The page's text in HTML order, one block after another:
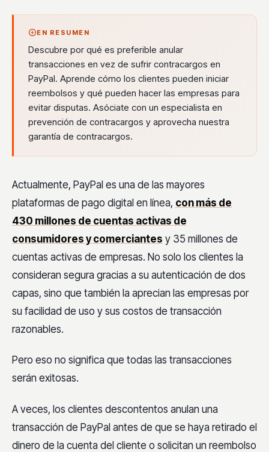
EN RESUMEN
Descubre por qué es preferible anular
transacciones en vez de sufrir contracargos en
PayPal. Aprende cómo los clientes pueden iniciar
reembolsos y qué pueden hacer las empresas para
evitar disputas. Asóciate con un especialista en
prevención de contracargos y aprovecha nuestra
garantía de contracargos.
Actualmente, PayPal es una de las mayores
plataformas de pago digital en línea, con más de
430 millones de cuentas activas de
consumidores y comerciantes y 35 millones de
cuentas activas de empresas. No solo los clientes la
consideran segura gracias a su autenticación de dos
capas, sino que también la aprecian las empresas por
su facilidad de uso y sus costos de transacción
razonables.
Pero eso no significa que todas las transacciones
serán exitosas.
A veces, los clientes descontentos anulan una
transacción de PayPal antes de que se haya retirado el
dinero de la cuenta del cliente o solicitan un reembolso